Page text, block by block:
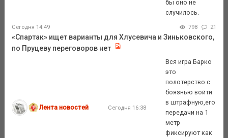
бы оно не
случилось.
Сегодня 14:49 798 21
«Спартак» ищет варианты для Хлусевича и Зиньковского,
по Пруцеву переговоров нет
Лента новостей Сегодня 16:38
Вся игра Барко
это
полотерство с
боязнью войти
в штрафную,его
передачи на 1
метр
фиксируют как